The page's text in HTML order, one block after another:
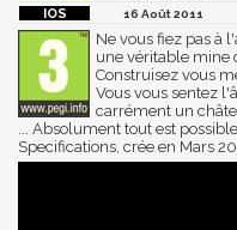
16 Août 2011
Ne vous fiez pas à
une véritable mine
Construisez vous
Vous vous sentez
carrément un
... Absolument tout est
Specifications, crée en Mars